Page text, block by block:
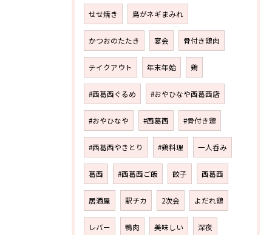
せせ焼き 鳥がネギまみれ
かつおのたたき 宴会 骨付き鶏肉
テイクアウト 年末年始 鶏
#西葛西ぐるめ #おやひなや西葛西店
#おやひなや #西葛西 #骨付き鶏
#西葛西やきとり #鶏料理 一人呑み
葛西 #西葛西ご飯 餃子 西葛西
居酒屋 駅チカ 2次会 よだれ鶏
レバー 鴨肉 美味しい 深夜